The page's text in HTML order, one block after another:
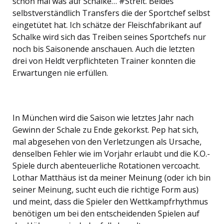
selbstverständlich Transfers die der Sportchef selbst
eingetütet hat. Ich schätze der Fleischfabrikant auf
Schalke wird sich das Treiben seines Sportchefs nur
noch bis Saisonende anschauen. Auch die letzten
drei von Heldt verpflichteten Trainer konnten die
Erwartungen nie erfüllen.
In München wird die Saison wie letztes Jahr nach
Gewinn der Schale zu Ende gekorkst. Pep hat sich,
mal abgesehen von den Verletzungen als Ursache,
denselben Fehler wie im Vorjahr erlaubt und die K.O.-
Spiele durch abenteuerliche Rotationen vercoacht.
Lothar Matthäus ist da meiner Meinung (oder ich bin
seiner Meinung, sucht euch die richtige Form aus)
und meint, dass die Spieler den Wettkampfrhythmus
benötigen um bei den entscheidenden Spielen auf